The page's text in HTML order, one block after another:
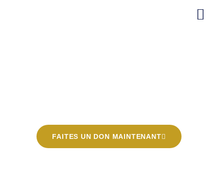
FAITES UN DON MAINTENANT